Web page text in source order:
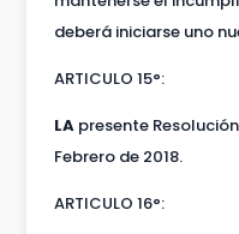
deberá iniciarse uno
ARTICULO 15°:
LApresente
Febrero de 2018.
ARTICULO 16°: